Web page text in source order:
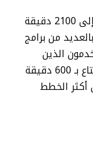
تقدم TicNote عضوية Pro بسعة تصل إلى 2100 دقيقة
من برامج
الذين
يختارون الخطة المجانية يمكنهم الاستمتاع بـ 600 دقيقة
الخطط